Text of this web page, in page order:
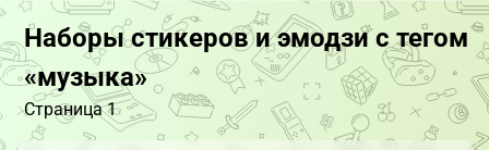
Наборы стикеров и эмодзи с тегом
«музыка»
Страница 1